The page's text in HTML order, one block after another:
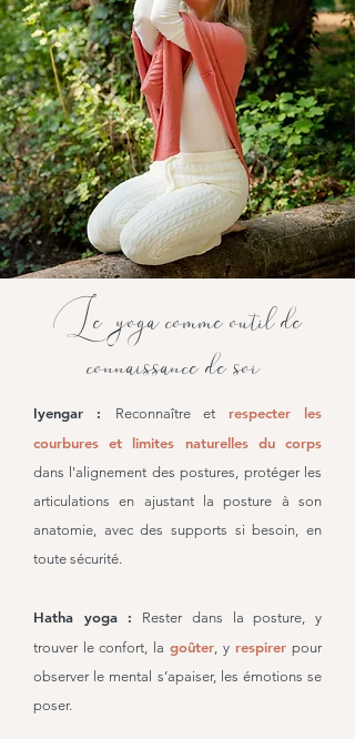
Le yoga comme outil de
connaissance de soi
Iyengar : Reconnaître et respecter les
courbures et limites naturelles du corps
dans l'alignement des postures, protéger les
articulations en ajustant la posture à son
anatomie, avec des supports si besoin, en
toute sécurité.
Hatha yoga : Rester dans la posture, y
trouver le confort, la goûter, y respirer pour
observer le mental s’apaiser, les émotions se
poser.